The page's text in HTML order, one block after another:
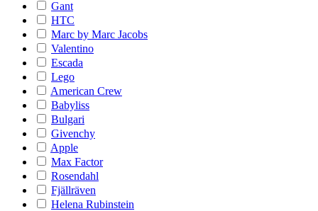
Gant
HTC
Marc by Marc Jacobs
Valentino
Escada
Lego
American Crew
Babyliss
Bulgari
Givenchy
Apple
Max Factor
Rosendahl
Fjällräven
Helena Rubinstein